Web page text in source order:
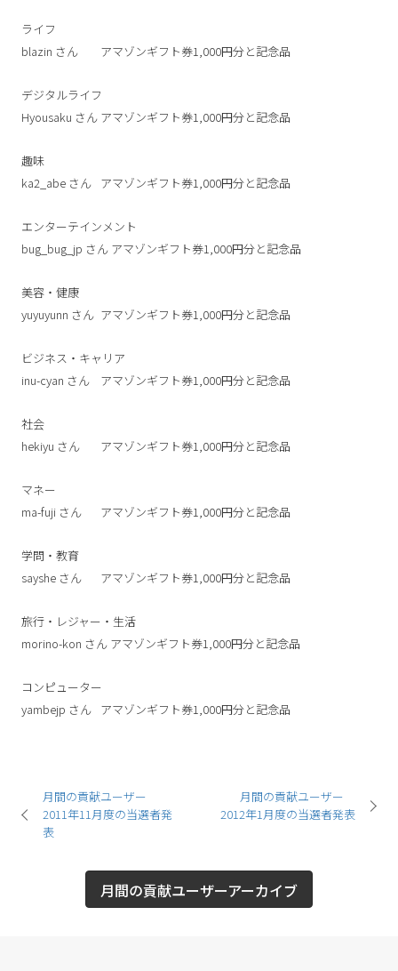
ライフ
blazin さん アマゾンギフト券1,000円分と記念品
デジタルライフ
Hyousaku さん アマゾンギフト券1,000円分と記念品
趣味
ka2_abe さん アマゾンギフト券1,000円分と記念品
エンターテインメント
bug_bug_jp さん アマゾンギフト券1,000円分と記念品
美容・健康
yuyuyunn さん アマゾンギフト券1,000円分と記念品
ビジネス・キャリア
inu-cyan さん アマゾンギフト券1,000円分と記念品
社会
hekiyu さん アマゾンギフト券1,000円分と記念品
マネー
ma-fuji さん アマゾンギフト券1,000円分と記念品
学問・教育
sayshe さん アマゾンギフト券1,000円分と記念品
旅行・レジャー・生活
morino-kon さん アマゾンギフト券1,000円分と記念品
コンピューター
yambejp さん アマゾンギフト券1,000円分と記念品
月間の貢献ユーザー
2011年11月度の当選者発
表
月間の貢献ユーザー
2012年1月度の当選者発表
月間の貢献ユーザーアーカイブ